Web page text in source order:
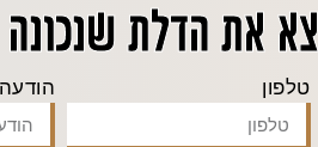
את הדלת
טלפון הודעה